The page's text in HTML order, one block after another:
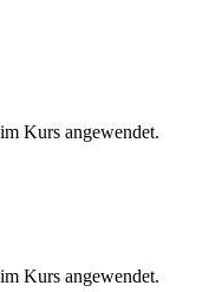
Kurs angewendet.
Kurs angewendet.